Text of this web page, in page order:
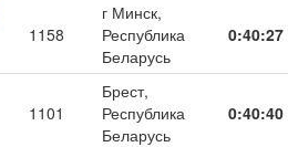
1158
г Минск,
Республика
Беларусь
0:40:27
1101
Брест,
Республика
Беларусь
0:40:40